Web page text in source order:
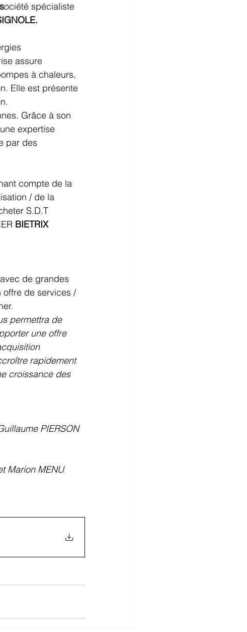
ociété spécialiste
assure
à chaleurs,
Elle est présente
Grâce à son
expertise
par des
compte de la
/ de la
S.D.T
BIETRIX
de grandes
de services /
permettra de
une offre
rapidement
croissance des
PIERSON
Marion MENU